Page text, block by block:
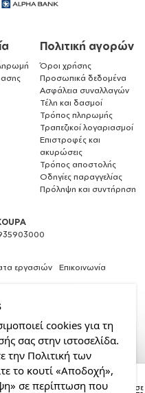
τετράγωνα (9cm)
Η παραγγελία σας θα παραδοθεί σε
Πολιτική αγορών
Όροι χρήσης
Προσωπικά δεδομένα
Ασφάλεια συναλλαγών
Τέλη και δασμοί
Τρόπος πληρωμής
Τραπεζικοί λογαριασμοί
Επιστροφές και
ακυρώσεις
Τρόπος αποστολής
Οδηγίες παραγγελίας
Πρόληψη και συντήρηση
εργασιών Επικοινωνία
cookies για τη
σας στην ιστοσελίδα.
την Πολιτική των
το κουτί «Αποδοχή»,
σε περίπτωση που